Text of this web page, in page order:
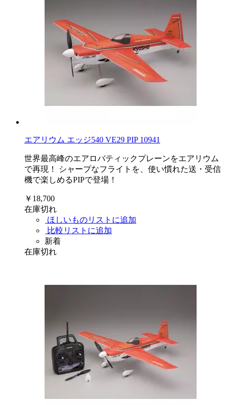
エアリウム エッジ540 VE29 PIP 10941
世界最高峰のエアロバティックプレーンをエアリウム
で再現！ シャープなフライトを、使い慣れた送・受信
機で楽しめるPIPで登場！
￥18,700
在庫切れ
ほしいものリストに追加
比較リストに追加
新着
在庫切れ